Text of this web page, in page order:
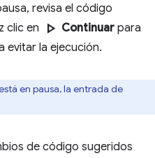
revisa el código
clic en
play_arrow Continuar para
evitar la ejecución.
en pausa, la entrada de
de código sugeridos